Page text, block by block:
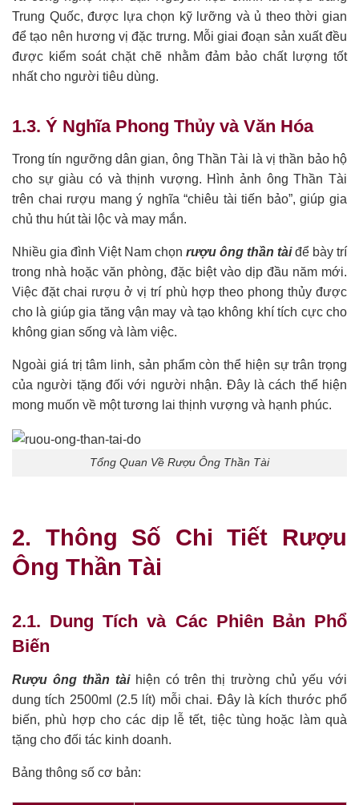
Trung Quốc, được lựa chọn kỹ lưỡng và ủ theo thời gian
để tạo nên hương vị đặc trưng. Mỗi giai đoạn sản xuất đều
được kiểm soát chặt chẽ nhằm đảm bảo chất lượng tốt
nhất cho người tiêu dùng.
1.3. Ý Nghĩa Phong Thủy và Văn Hóa
Trong tín ngưỡng dân gian, ông Thần Tài là vị thần bảo hộ
cho sự giàu có và thịnh vượng. Hình ảnh ông Thần Tài
trên chai rượu mang ý nghĩa “chiêu tài tiến bảo”, giúp gia
chủ thu hút tài lộc và may mắn.
Nhiều gia đình Việt Nam chọn rượu ông thần tàiđể bày trí
trong nhà hoặc văn phòng, đặc biệt vào dịp đầu năm mới.
Việc đặt chai rượu ở vị trí phù hợp theo phong thủy được
cho là giúp gia tăng vận may và tạo không khí tích cực cho
không gian sống và làm việc.
Ngoài giá trị tâm linh, sản phẩm còn thể hiện sự trân trọng
của người tặng đối với người nhận. Đây là cách thể hiện
mong muốn về một tương lai thịnh vượng và hạnh phúc.
Tổng Quan Về Rượu Ông Thần Tài
2. Thông Số Chi Tiết Rượu
Ông Thần Tài
2.1. Dung Tích và Các Phiên Bản Phổ
Biến
Rượu ông thần tàihiện có trên thị trường chủ yếu với
dung tích 2500ml (2.5 lít) mỗi chai. Đây là kích thước phổ
biến, phù hợp cho các dịp lễ tết, tiệc tùng hoặc làm quà
tặng cho đối tác kinh doanh.
Bảng thông số cơ bản: